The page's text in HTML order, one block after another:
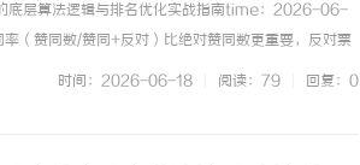
算法逻辑与排名优化实战指南time：2026-06-
（赞同数/赞同+反对）比绝对赞同数更重要，反对票
容。长尾问句挖...知乎SEO的威尔逊算法对抗与站内
时间：2026-06-18 阅读：79 回复：0